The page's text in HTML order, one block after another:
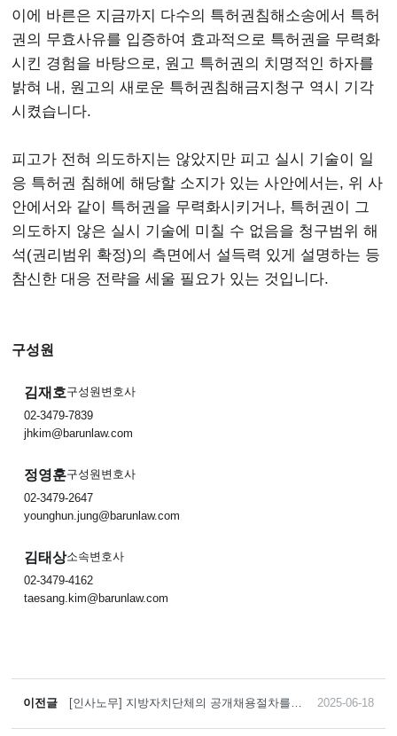
이에 바른은 지금까지 다수의 특허권침해소송에서 특허
권의 무효사유를 입증하여 효과적으로 특허권을 무력화
시킨 경험을 바탕으로, 원고 특허권의 치명적인 하자를
밝혀 내, 원고의 새로운 특허권침해금지청구 역시 기각
시켰습니다.
피고가 전혀 의도하지는 않았지만 피고 실시 기술이 일
응 특허권 침해에 해당할 소지가 있는 사안에서는, 위 사
안에서와 같이 특허권을 무력화시키거나, 특허권이 그
의도하지 않은 실시 기술에 미칠 수 없음을 청구범위 해
석(권리범위 확정)의 측면에서 설득력 있게 설명하는 등
참신한 대응 전략을 세울 필요가 있는 것입니다.
구성원
김재호구성원변호사
02-3479-7839
jhkim@barunlaw.com
정영훈구성원변호사
02-3479-2647
younghun.jung@barunlaw.com
김태상소속변호사
02-3479-4162
taesang.kim@barunlaw.com
이전글
[인사노무] 지방자치단체의 공개채용절차를
로관계를 불인정한 판결
2025-06-18